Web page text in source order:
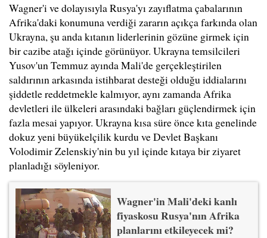
Wagner'i ve dolayısıyla Rusya'yı zayıflatma çabalarının
Afrika'daki konumuna verdiği zararın açıkça farkında olan
Ukrayna, şu anda kıtanın liderlerinin gözüne girmek için
bir cazibe atağı içinde görünüyor. Ukrayna temsilcileri
Yusov'un Temmuz ayında Mali'de gerçekleştirilen
saldırının arkasında istihbarat desteği olduğu iddialarını
şiddetle reddetmekle kalmıyor, aynı zamanda Afrika
devletleri ile ülkeleri arasındaki bağları güçlendirmek için
fazla mesai yapıyor. Ukrayna kısa süre önce kıta genelinde
dokuz yeni büyükelçilik kurdu ve Devlet Başkanı
Volodimir Zelenskiy'nin bu yıl içinde kıtaya bir ziyaret
planladığı söyleniyor.
Wagner'in Mali'deki kanlı
fiyaskosu Rusya'nın Afrika
planlarını etkileyecek mi?